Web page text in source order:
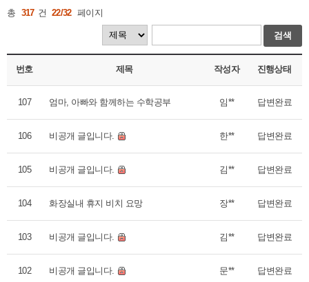
총 317 건 22/32 페이지
검색
번호 제목 작성자 진행상태
107 엄마, 아빠와 함께하는 수학공부 임** 답변완료
106 비공개 글입니다. 한** 답변완료
105 비공개 글입니다. 김** 답변완료
104 화장실내 휴지 비치 요망 장** 답변완료
103 비공개 글입니다. 김** 답변완료
102 비공개 글입니다. 문** 답변완료